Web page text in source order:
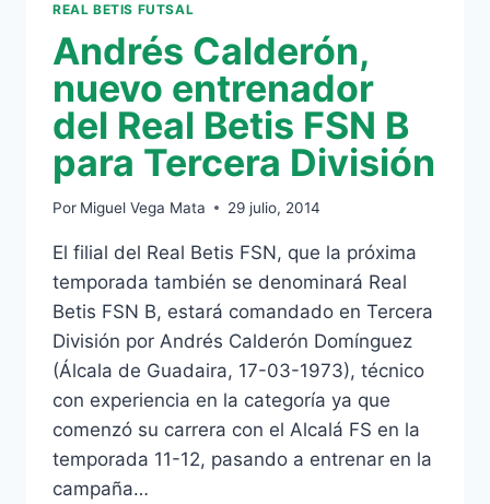
REAL BETIS FUTSAL
Andrés Calderón,
nuevo entrenador
del Real Betis FSN B
para Tercera División
Por Miguel Vega Mata 29 julio, 2014
El filial del Real Betis FSN, que la próxima
temporada también se denominará Real
Betis FSN B, estará comandado en Tercera
División por Andrés Calderón Domínguez
(Álcala de Guadaira, 17-03-1973), técnico
con experiencia en la categoría ya que
comenzó su carrera con el Alcalá FS en la
temporada 11-12, pasando a entrenar en la
campaña…